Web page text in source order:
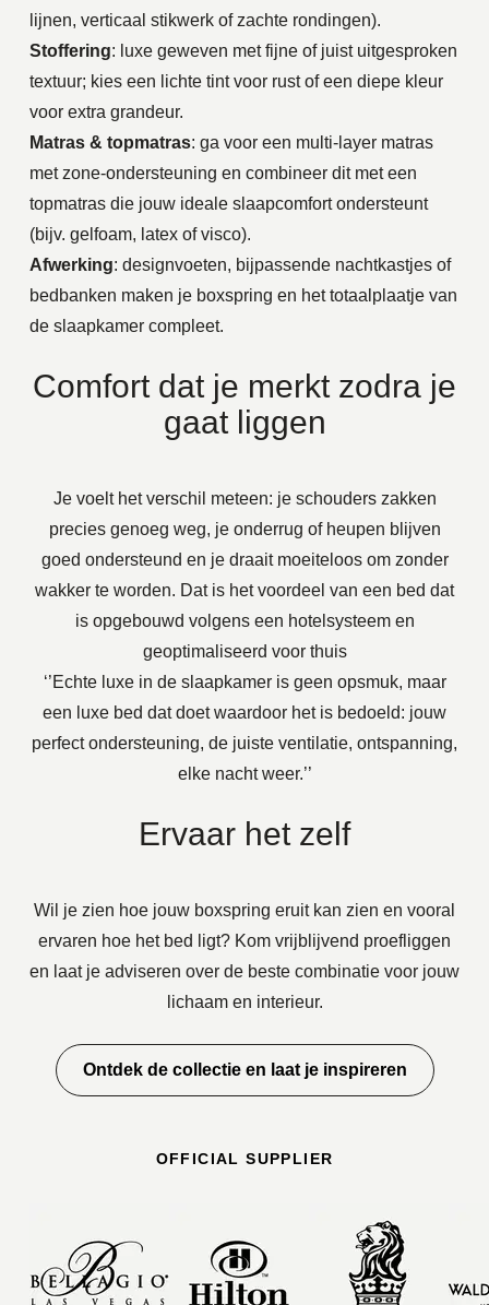
lijnen, verticaal stikwerk of zachte rondingen).
Stoffering: luxe geweven met fijne of juist uitgesproken
textuur; kies een lichte tint voor rust of een diepe kleur
voor extra grandeur.
Matras & topmatras: ga voor een multi-layer matras
met zone-ondersteuning en combineer dit met een
topmatras die jouw ideale slaapcomfort ondersteunt
(bijv. gelfoam, latex of visco).
Afwerking: designvoeten, bijpassende nachtkastjes of
bedbanken maken je boxspring en het totaalplaatje van
de slaapkamer compleet.
Comfort dat je merkt zodra je
gaat liggen
Je voelt het verschil meteen: je schouders zakken
precies genoeg weg, je onderrug of heupen blijven
goed ondersteund en je draait moeiteloos om zonder
wakker te worden. Dat is het voordeel van een bed dat
is opgebouwd volgens een hotelsysteem en
geoptimaliseerd voor thuis
‘’Echte luxe in de slaapkamer is geen opsmuk, maar
een luxe bed dat doet waardoor het is bedoeld: jouw
perfect ondersteuning, de juiste ventilatie, ontspanning,
elke nacht weer.’’
Ervaar het zelf
Wil je zien hoe jouw boxspring eruit kan zien en vooral
ervaren hoe het bed ligt? Kom vrijblijvend proefliggen
en laat je adviseren over de beste combinatie voor jouw
lichaam en interieur.
Ontdek de collectie en laat je inspireren
OFFICIAL SUPPLIER